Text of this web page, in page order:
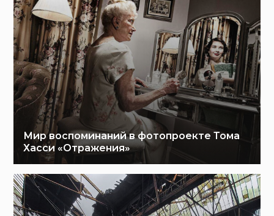
Мир воспоминаний в фотопроекте Тома
Хасси «Отражения»